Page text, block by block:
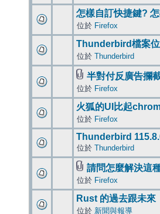
怎樣自訂快捷鍵?
位於 Firefox
Thunderbird檔案
位於 Thunderbird
半對付反廣告攔
位於 Firefox
火狐的UI比起
位於 Firefox
Thunderbird
位於 Thunderbird
請問怎麼解決這
位於 Firefox
Rust 的過去跟未來
位於 新聞與報導